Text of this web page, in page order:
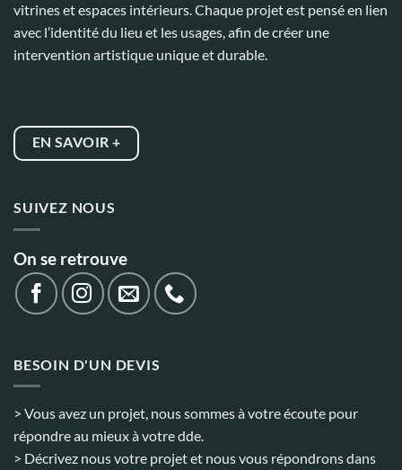
vitrines et espaces intérieurs. Chaque projet est pensé en lien
avec l’identité du lieu et les usages, afin de créer une
intervention artistique unique et durable.
EN SAVOIR +
SUIVEZ NOUS
On se retrouve
BESOIN D'UN DEVIS
> Vous avez un projet, nous sommes à votre écoute pour
répondre au mieux à votre dde.
> Décrivez nous votre projet et nous vous répondrons dans